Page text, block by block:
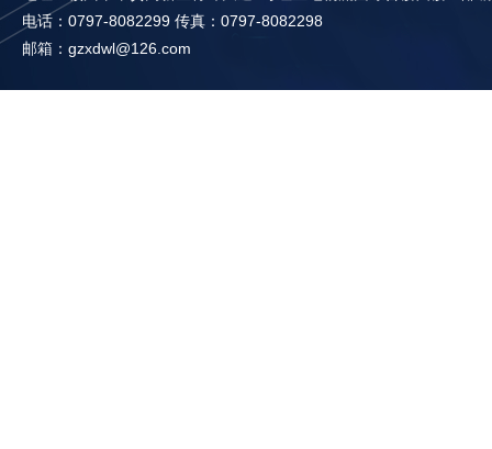
电话：0797-8082299 传真：0797-8082298
邮箱：gzxdwl@126.com